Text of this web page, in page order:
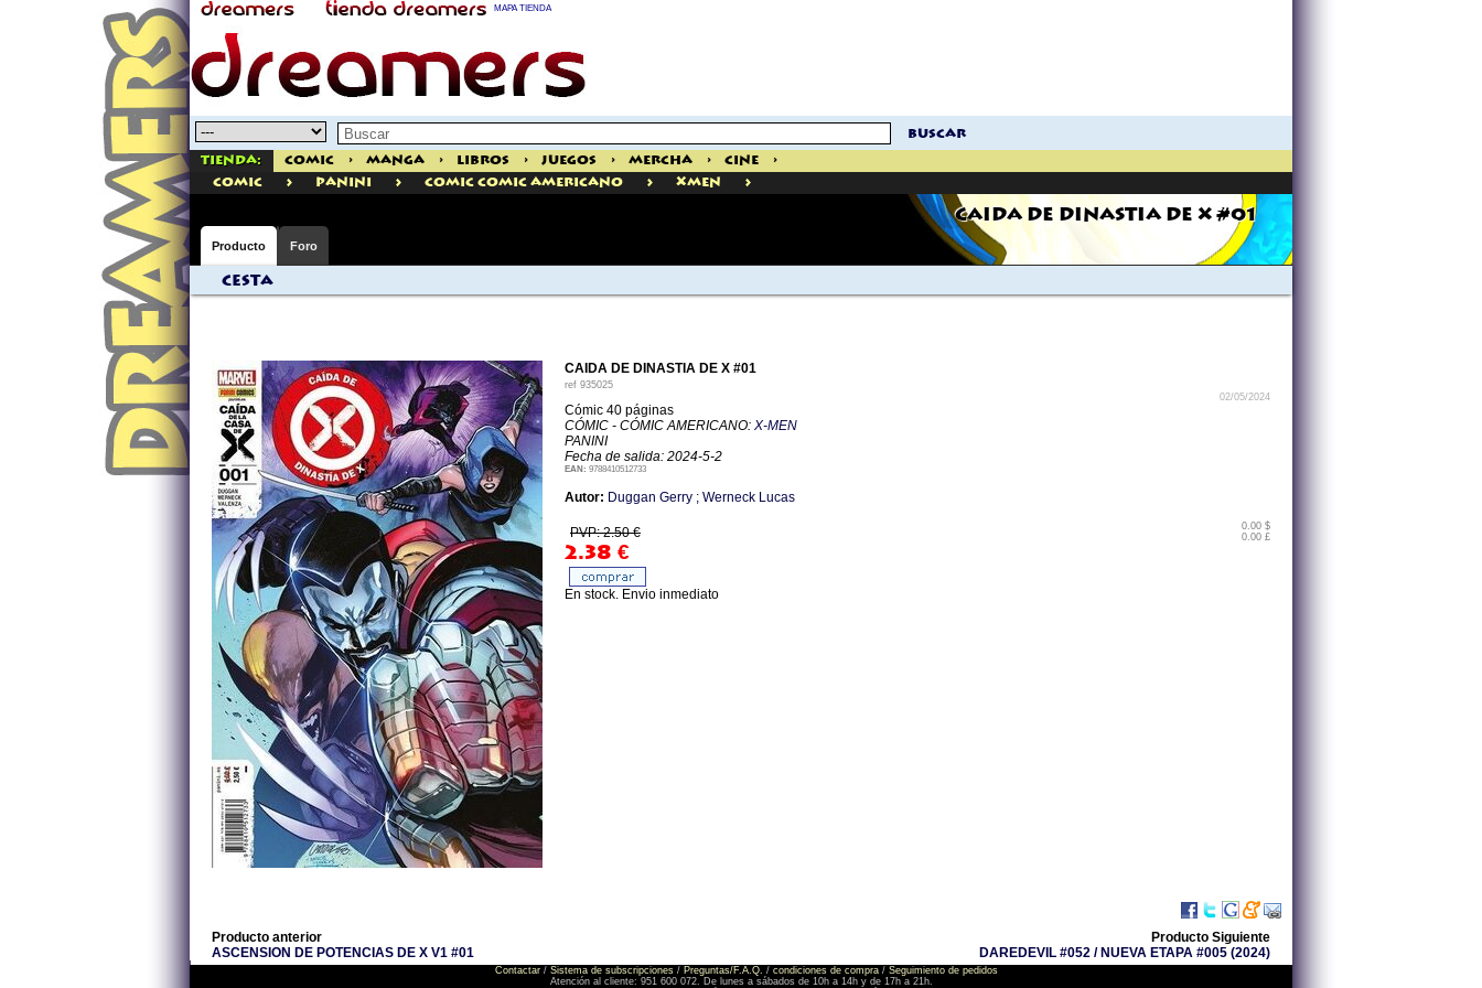
MAPA TIENDA
buscar
Tienda: Comic > Manga > Libros > Juegos > Mercha > Cine
>
comic
> PANINI > Comic Comic Americano > XMen >
CAIDA DE DINASTIA DE X #01
Producto Foro
Cesta
CAIDA DE DINASTIA DE X #01
ref 935025
02/05/2024
Cómic 40 páginas
CÓMIC - CÓMIC AMERICANO: X-MEN
PANINI
Fecha de salida: 2024-5-2
EAN: 9788410512733
Autor: Duggan Gerry ; Werneck Lucas
PVP: 2.50 €
2.38 €
0.00 $
0.00 £
En stock. Envio inmediato
Producto anterior
ASCENSION DE POTENCIAS DE X V1 #01
Producto Siguiente
DAREDEVIL #052 / NUEVA ETAPA #005 (2024)
Contactar / Sistema de subscripciones / Preguntas/F.A.Q. / condiciones de compra / Seguimiento de pedidos
Atención al cliente: 951 600 072. De lunes a sábados de 10h a 14h y de 17h a 21h.